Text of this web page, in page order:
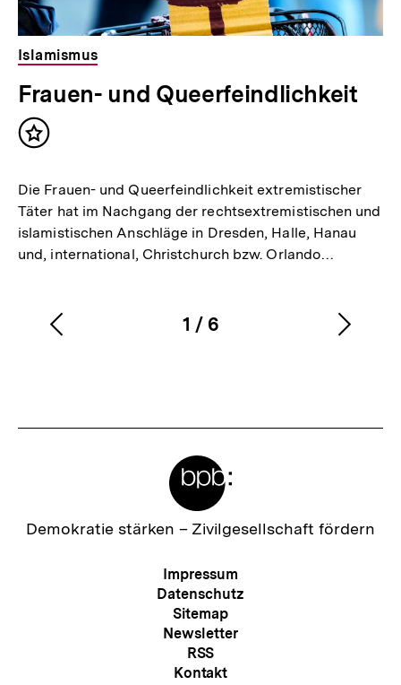
Islamismus
Frauen- und Queerfeindlichkeit
Inhalt
Die Frauen- und Queerfeindlichkeit extremistischer
Täter hat im Nachgang der rechtsextremistischen und
islamistischen Anschläge in Dresden, Halle, Hanau
und, international, Christchurch bzw. Orlando…
Karussellinhalt
1
von
/ 6
Vorherigen
Zur
Demokratie stärken – Zivilgesellschaft fördern
Meta-
Navigation
Impressum
Datenschutz
Sitemap
Newsletter
RSS
Kontakt